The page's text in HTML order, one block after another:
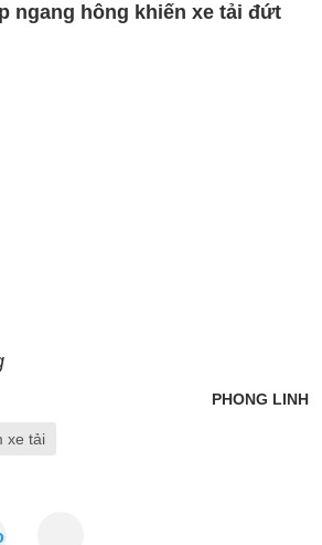
ngang hông khiến xe tải đứt
PHONG LINH
xe tải